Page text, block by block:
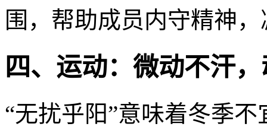
围，帮助成员内守精神
四、运动：微动不汗
“无扰乎阳”意味着冬季